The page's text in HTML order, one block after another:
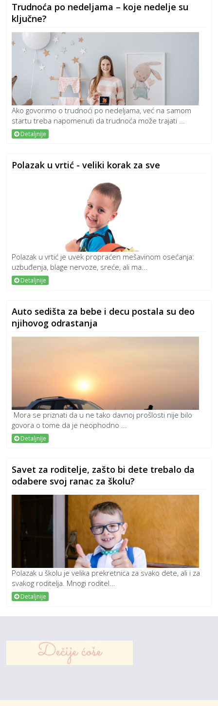
Trudnoća po nedeljama – koje nedelje su
ključne?
Ako govorimo o trudnoći po nedeljama, već na samom
startu treba napomenuti da trudnoća može trajati ...
Detaljnije
Polazak u vrtić - veliki korak za sve
Polazak u vrtić je uvek propraćen mešavinom osećanja:
uzbuđenja, blage nervoze, sreće, ali ma...
Detaljnije
Auto sedišta za bebe i decu postala su deo
njihovog odrastanja
Mora se priznati da u ne tako davnoj prošlosti nije bilo
govora o tome da je neophodno ...
Detaljnije
Savet za roditelje, zašto bi dete trebalo da
odabere svoj ranac za školu?
Polazak u školu je velika prekretnica za svako dete, ali i za
svakog roditelja. Mnogi roditel...
Detaljnije